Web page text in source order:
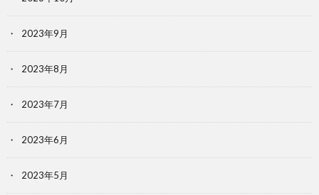
2023年9月
2023年8月
2023年7月
2023年6月
2023年5月